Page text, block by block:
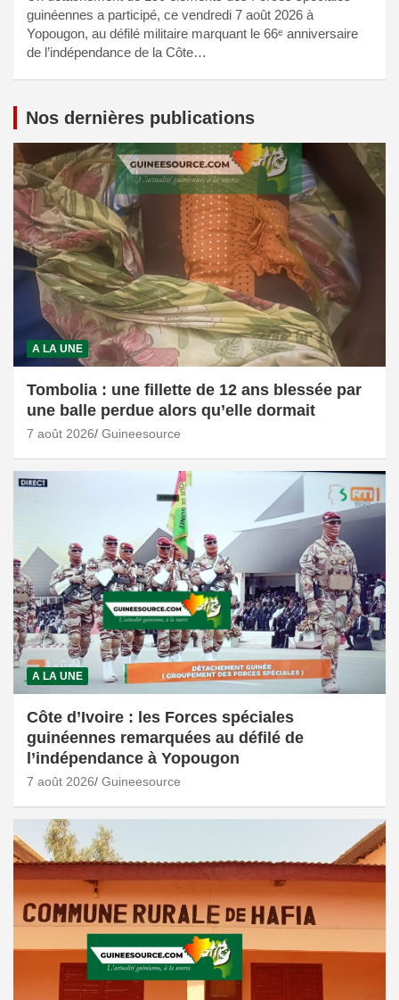
guinéennes a participé, ce vendredi 7 août 2026 à
Yopougon, au défilé militaire marquant le 66ᵉ anniversaire
de l’indépendance de la Côte…
Nos dernières publications
A LA UNE
Tombolia : une fillette de 12 ans blessée par
une balle perdue alors qu’elle dormait
7 août 2026 Guineesource
A LA UNE
Côte d’Ivoire : les Forces spéciales
guinéennes remarquées au défilé de
l’indépendance à Yopougon
7 août 2026 Guineesource